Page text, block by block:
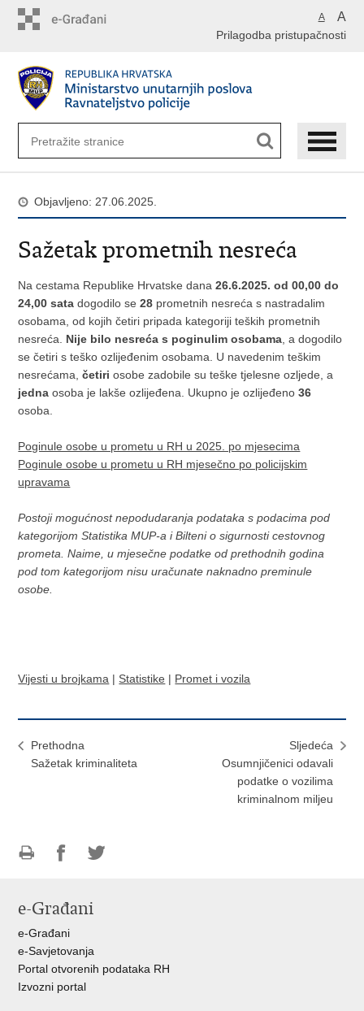
A A
Prilagodba pristupačnosti
Objavljeno: 27.06.2025.
Sažetak prometnih nesreća
Na cestama Republike Hrvatske dana 26.6.2025. od 00,00 do
24,00 satadogodilo se28 prometnih nesreća s nastradalim
osobama, od kojih četiri pripada kategoriji teških prometnih
nesreća. Nije bilo nesreća s poginulim osobama , a dogodilo
se četiri s teško ozlijeđenim osobama. U navedenim teškim
nesrećama, četiriosobe zadobile su teške tjelesne ozljede, a
jedna osoba je lakše ozlijeđena. Ukupno je ozlijeđeno36
osoba.
Poginule osobe u prometu u RH u 2025. po mjesecima
Poginule osobe u prometu u RH mjesečno po policijskim
upravama
Postoji mogućnost nepodudaranja podataka s podacima pod
kategorijom Statistika MUP-a i Bilteni o sigurnosti cestovnog
prometa. Naime, u mjesečne podatke od prethodnih godina
pod tom kategorijom nisu uračunate naknadno preminule
osobe.
Vijesti u brojkama | Statistike | Promet i vozila
Prethodna
Sažetak kriminaliteta
Sljedeća
Osumnjičenici odavali
podatke o vozilima
kriminalnom miljeu
FacebookuTwitteru
e-Građani
e-Građani
e-Savjetovanja
Portal otvorenih podataka RH
Izvozni portal